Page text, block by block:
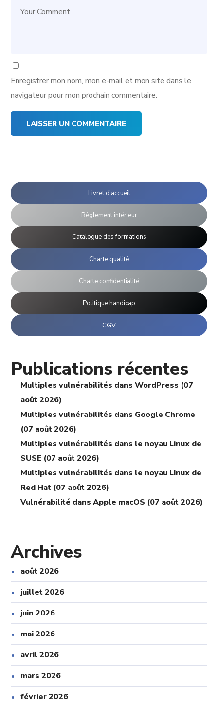
Enregistrer mon nom, mon e-mail et mon site dans le
navigateur pour mon prochain commentaire.
Livret d'accueil
Règlement intérieur
Catalogue des formations
Charte qualité
Charte confidentialité
Politique handicap
CGV
Publications récentes
Multiples vulnérabilités dans WordPress (07
août 2026)
Multiples vulnérabilités dans Google Chrome
(07 août 2026)
Multiples vulnérabilités dans le noyau Linux de
SUSE (07 août 2026)
Multiples vulnérabilités dans le noyau Linux de
Red Hat (07 août 2026)
Vulnérabilité dans Apple macOS (07 août 2026)
Archives
août 2026
juillet 2026
juin 2026
mai 2026
avril 2026
mars 2026
février 2026